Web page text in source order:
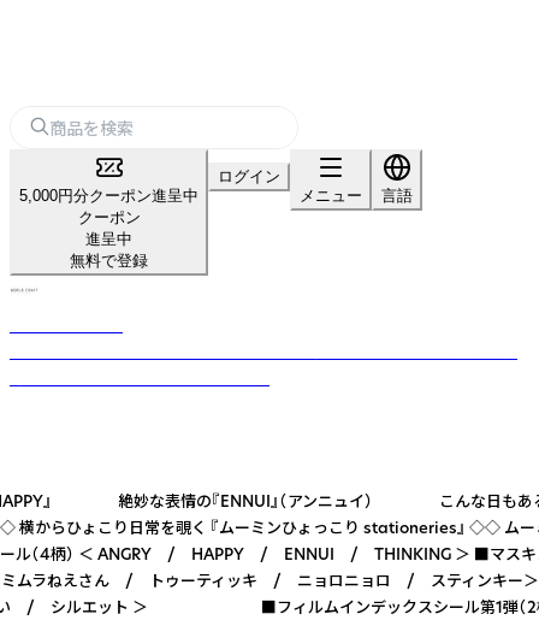
5,000円分クーポン進呈中
クーポン
進呈中
無料で登録
ログイン
メニュー
言語
』 絶妙な表情の『ENNUI』（アンニュイ） こんな日もある
り日常を覗く 『ムーミンひょっこり stationeries』 ◇◇ ムー
4柄） ＜ ANGRY / HAPPY / ENNUI / THINKING ＞ ■
/ トゥーティッキ / ニョロニョロ / スティンキー＞
ト ＞ ■フィルムインデックスシール第1弾（2柄） ＜